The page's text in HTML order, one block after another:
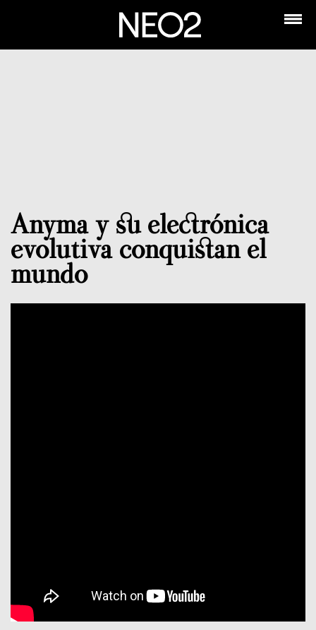
Anyma y su electrónica
evolutiva conquistan el
mundo